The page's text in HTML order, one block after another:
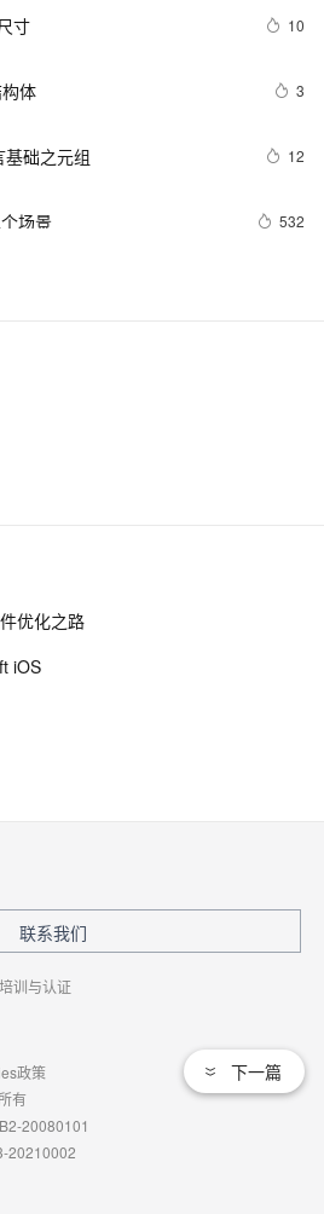
寸 10
体 3
础之元组 12
场景 532
)nil合并运算符、范围运算符
笔记（Day 50）——扩展计算
优化之路
iOS
下一篇
联系我们
培训与认证
政策
有
20080101
20210002